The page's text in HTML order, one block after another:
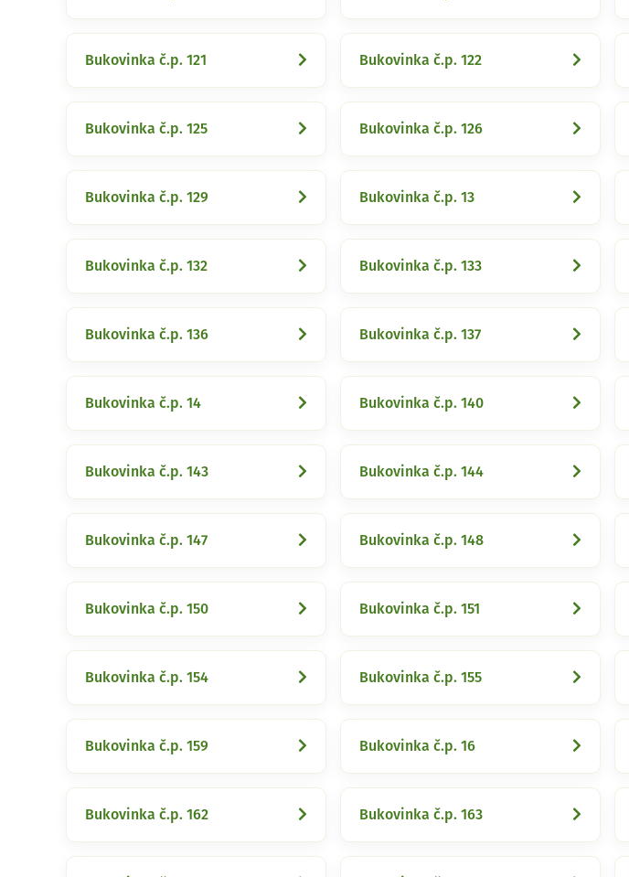
Bukovinka č.p. 121 Bukovinka č.p. 122
Bukovinka č.p. 125 Bukovinka č.p. 126
Bukovinka č.p. 129 Bukovinka č.p. 13
Bukovinka č.p. 132 Bukovinka č.p. 133
Bukovinka č.p. 136 Bukovinka č.p. 137
Bukovinka č.p. 14 Bukovinka č.p. 140
Bukovinka č.p. 143 Bukovinka č.p. 144
Bukovinka č.p. 147 Bukovinka č.p. 148
Bukovinka č.p. 150 Bukovinka č.p. 151
Bukovinka č.p. 154 Bukovinka č.p. 155
Bukovinka č.p. 159 Bukovinka č.p. 16
Bukovinka č.p. 162 Bukovinka č.p. 163